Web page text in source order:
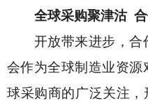
全球采购聚津沽
开放带来进步，合
会作为全球制造业资
球采购商的广泛关注，